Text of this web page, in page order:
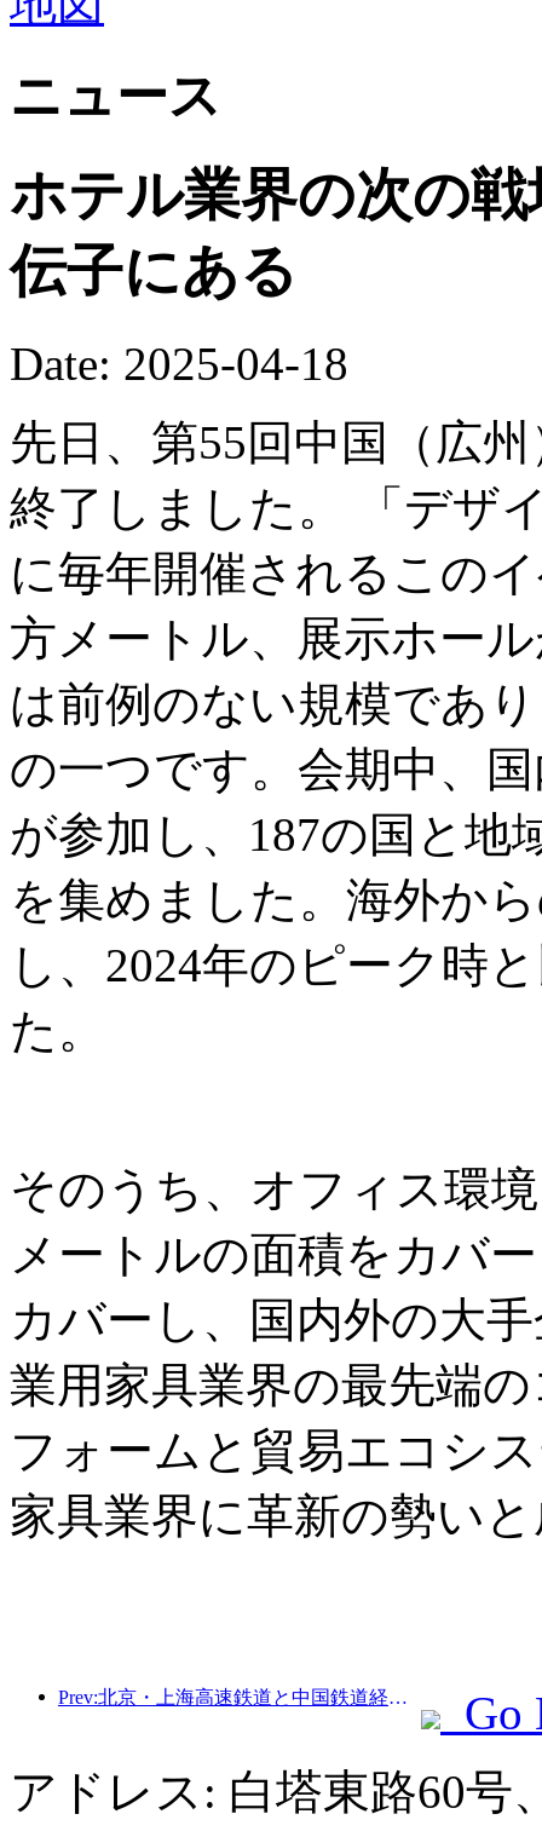
ニュース
ホテル業界の次の
伝子にある
Date: 2025-04-18
先日、第55回中国（広
終了しました。 「デザ
に毎年開催されるこの
方メートル、展示ホー
は前例のない規模であ
の一つです。会期中、
が参加し、187の国と地
を集めました。海外か
し、2024年のピーク時
た。
そのうち、オフィス環
メートルの面積をカバ
カバーし、国内外の大
業用家具業界の最先端
フォームと貿易エコシ
家具業界に革新の勢い
Prev:北京・上海高速鉄道と中国鉄道経済研究所は、高速鉄道の高品質な発展を共同で推進するための戦略的協力に達した。
Go
アドレス: 白塔東路60号